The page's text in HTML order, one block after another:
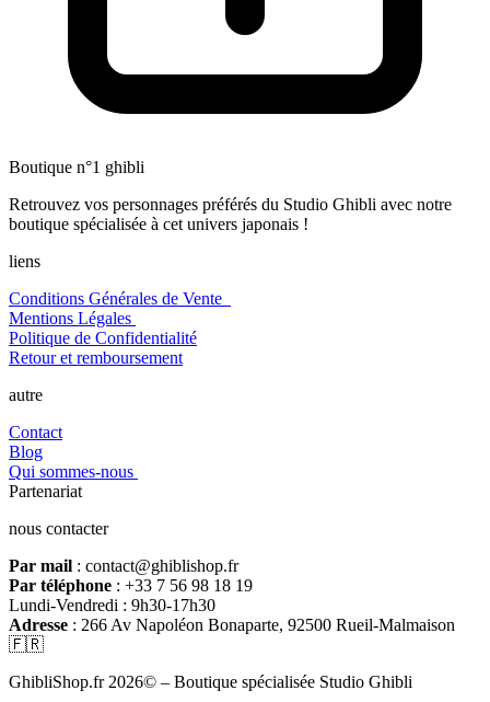
Boutique n°1 ghibli
Retrouvez vos personnages préférés du Studio Ghibli avec notre
boutique spécialisée à cet univers japonais !
liens
Conditions Générales de Vente
Mentions Légales
Politique de Confidentialité
Retour et remboursement
autre
Contact
Blog
Qui sommes-nous
Partenariat
nous contacter
Par mail : contact@ghiblishop.fr
Par téléphone : +33 7 56 98 18 19
Lundi-Vendredi : 9h30-17h30
Adresse : 266 Av Napoléon Bonaparte, 92500 Rueil-Malmaison
🇫🇷
GhibliShop.fr 2026© – Boutique spécialisée Studio Ghibli